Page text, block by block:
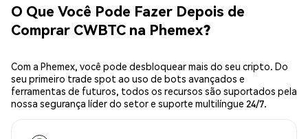
O Que Você Pode Fazer Depois de
Comprar CWBTC na Phemex?
Com a Phemex, você pode desbloquear mais do seu cripto. Do
seu primeiro trade spot ao uso de bots avançados e
ferramentas de futuros, todos os recursos são suportados pela
nossa segurança líder do setor e suporte multilíngue 24/7.